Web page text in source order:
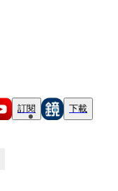
訂閱 下載